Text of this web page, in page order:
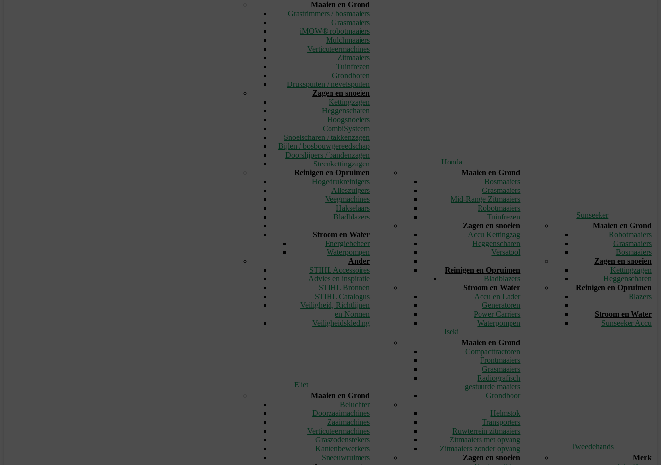
Maaien en Grond
Grastrimmers / bosmaaiers
Grasmaaiers
iMOW® robotmaaiers
Mulchmaaiers
Verticuteermachines
Zitmaaiers
Tuinfrezen
Grondboren
Drukspuiten / nevelspuiten
Zagen en snoeien
Kettingzagen
Heggenscharen
Hoogsnoeiers
CombiSysteem
Snoeischaren / takkenzagen
Bijlen / bosbouwgereedschap
Doorslijpers / bandenzagen
Steenkettingzagen
Reinigen en Opruimen
Hogedrukreinigers
Alleszuigers
Veegmachines
Hakselaars
Bladblazers
Stroom en Water
Energiebeheer
Waterpompen
Ander
STIHL Accessoires
Advies en inspiratie
STIHL Bronnen
STIHL Catalogus
Veiligheid, Richtlijnen
en Normen
Veiligheidskleding
Honda
Maaien en Grond
Bosmaaiers
Grasmaaiers
Mid-Range Zitmaaiers
Robotmaaiers
Tuinfrezen
Zagen en snoeien
Accu Kettingzag
Heggenscharen
Versatool
Reinigen en Opruimen
Bladblazers
Stroom en Water
Accu en Lader
Generatoren
Power Carriers
Waterpompen
Sunseeker
Maaien en Grond
Robotmaaiers
Grasmaaiers
Bosmaaiers
Zagen en snoeien
Kettingzagen
Heggenscharen
Reinigen en Opruimen
Blazers
Stroom en Water
Sunseeker Accu
Eliet
Maaien en Grond
Beluchter
Doorzaaimachines
Zaaimachines
Verticuteermachines
Graszodenstekers
Kantenbewerkers
Sneeuwruimers
Iseki
Maaien en Grond
Compacttractoren
Frontmaaiers
Grasmaaiers
Radiografisch
gestuurde maaiers
Grondboor
Helmstok
Transporters
Ruwterrein zitmaaiers
Zitmaaiers met opvang
Zitmaaiers zonder opvang
Zagen en snoeien
Tweedehands
Merk